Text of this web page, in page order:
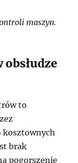
maszyn.
to
kosztownych
brak
pogorszenie